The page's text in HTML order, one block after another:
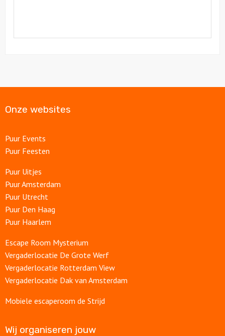
Onze websites
Puur Events
Puur Feesten
Puur Uitjes
Puur Amsterdam
Puur Utrecht
Puur Den Haag
Puur Haarlem
Escape Room Mysterium
Vergaderlocatie De Grote Werf
Vergaderlocatie Rotterdam View
Vergaderlocatie Dak van Amsterdam
Mobiele escaperoom de Strijd
Wij organiseren jouw